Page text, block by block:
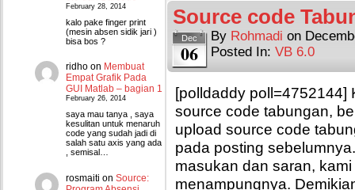
February 28, 2014
kalo pake finger print
(mesin absen sidik jari )
bisa bos ?
ridho on Membuat
Empat Grafik Pada
GUI Matlab – bagian 1
February 26, 2014
saya mau tanya , saya
kesulitan untuk menaruh
code yang sudah jadi di
salah satu axis yang ada
, semisal…
rosmaiti on Source:
Source code
Dec
06
By Rohmadi on
Posted In: VB 6.0
[polldaddy poll=4752144]
source code tabungan,
upload source code
pada posting
masukan dan saran,
menampungnya.